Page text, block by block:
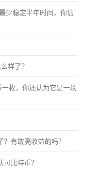
少稳定半年时间，你信
样了？
枚，你还认为它是一场
有敢亮收益的吗？
比特币？